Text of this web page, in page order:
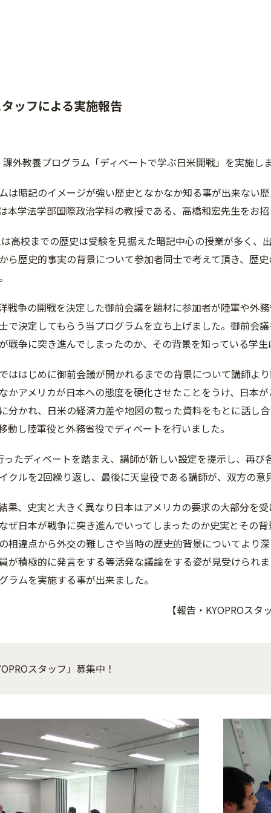
ッフによる実施報告
外教養プログラム「ディベートで学ぶ日米開戦」を実施し
は暗記のイメージが強い歴史となかなか知る事が出来ない
本学法学部国際政治学科の教授である、高橋和宏先生をお
高校までの歴史は受験を見据えた暗記中心の授業が多く、
ら歴史的事実の背景について参加者同士で考えて頂き、歴
戦争の開戦を決定した御前会議を題材に参加者が陸軍や外
で決定してもらう当プログラムを立ち上げました。御前会
戦争に突き進んでしまったのか、その背景を知っている学
ははじめに御前会議が開かれるまでの背景について講師よ
かアメリカが日本への態度を硬化させたことをうけ、日本
分かれ、日米の経済力差や地図の載った資料をもとに話し
動し陸軍役と外務省役でディベートを行いました。
ったディベートを踏まえ、講師が新しい設定を提示し、再
クルを2回繰り返し、最後に天皇役である講師が、双方の
果、史実と大きく異なり日本はアメリカの要求の大部分を
ぜ日本が戦争に突き進んでいってしまったのか史実とその
相違点から外交の難しさや当時の歴史的背景についてより
が積極的に発言をする等活発な議論をする姿が見受けられ
ラムを実施する事が出来ました。
【報告・KYOPROス
スタッフ」募集中！